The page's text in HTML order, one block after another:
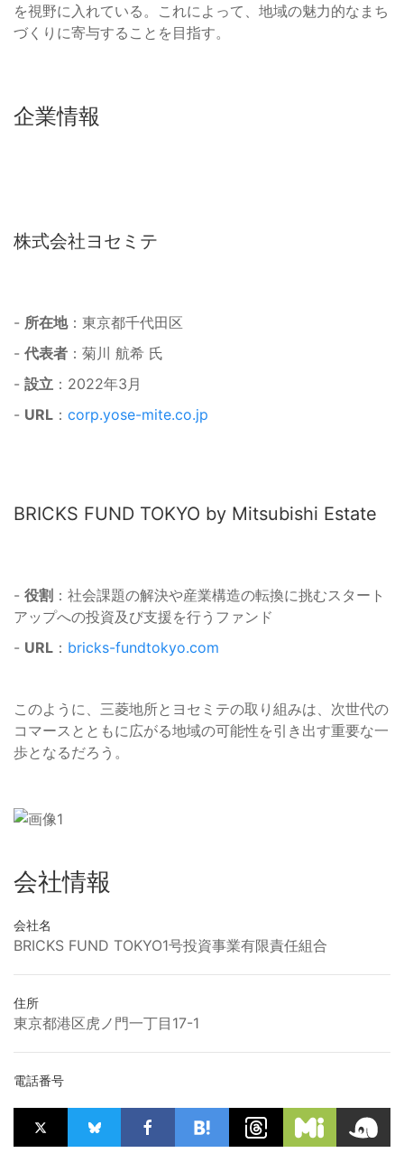
を視野に入れている。これによって、地域の魅力的なまち
づくりに寄与することを目指す。
企業情報
株式会社ヨセミテ
- 所在地：東京都千代田区
- 代表者 ：菊川 航希 氏
- 設立 ：2022年3月
- URL ： corp.yose-mite.co.jp
BRICKS FUND TOKYO by Mitsubishi Estate
- 役割 ：社会課題の解決や産業構造の転換に挑むスタート
アップへの投資及び支援を行うファンド
- URL ： bricks-fundtokyo.com
このように、三菱地所とヨセミテの取り組みは、次世代の
コマースとともに広がる地域の可能性を引き出す重要な一
歩となるだろう。
会社情報
会社名
BRICKS FUND TOKYO1号投資事業有限責任組合
住所
東京都港区虎ノ門一丁目17-1
電話番号